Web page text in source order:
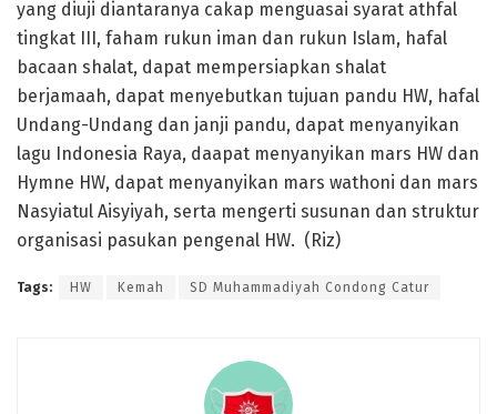
yang diuji diantaranya cakap menguasai syarat athfal
tingkat III, faham rukun iman dan rukun Islam, hafal
bacaan shalat, dapat mempersiapkan shalat
berjamaah, dapat menyebutkan tujuan pandu HW, hafal
Undang-Undang dan janji pandu, dapat menyanyikan
lagu Indonesia Raya, daapat menyanyikan mars HW dan
Hymne HW, dapat menyanyikan mars wathoni dan mars
Nasyiatul Aisyiyah, serta mengerti susunan dan struktur
organisasi pasukan pengenal HW. (Riz)
Tags: HW Kemah SD Muhammadiyah Condong Catur